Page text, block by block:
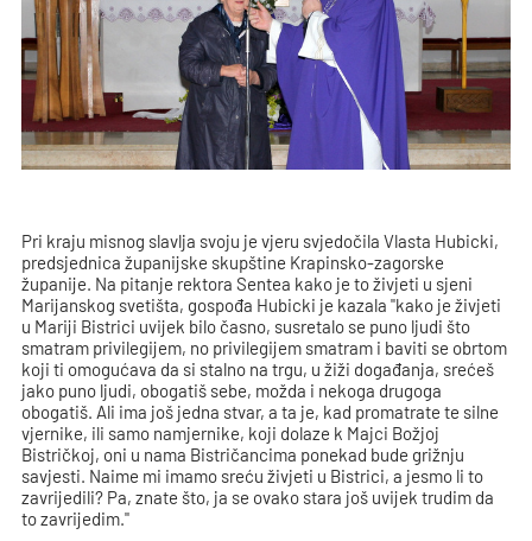
Pri kraju misnog slavlja svoju je vjeru svjedočila Vlasta Hubicki,
predsjednica županijske skupštine Krapinsko-zagorske
županije. Na pitanje rektora Sentea kako je to živjeti u sjeni
Marijanskog svetišta, gospođa Hubicki je kazala "kako je živjeti
u Mariji Bistrici uvijek bilo časno, susretalo se puno ljudi što
smatram privilegijem, no privilegijem smatram i baviti se obrtom
koji ti omogućava da si stalno na trgu, u žiži događanja, srećeš
jako puno ljudi, obogatiš sebe, možda i nekoga drugoga
obogatiš. Ali ima još jedna stvar, a ta je, kad promatrate te silne
vjernike, ili samo namjernike, koji dolaze k Majci Božjoj
Bistričkoj, oni u nama Bistričancima ponekad bude grižnju
savjesti. Naime mi imamo sreću živjeti u Bistrici, a jesmo li to
zavrijedili? Pa, znate što, ja se ovako stara još uvijek trudim da
to zavrijedim."